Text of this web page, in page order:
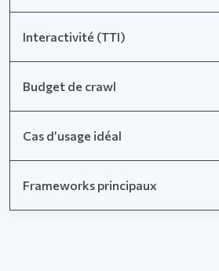
Interactivité (TTI)
Budget de crawl
Cas d’usage idéal
Frameworks principaux